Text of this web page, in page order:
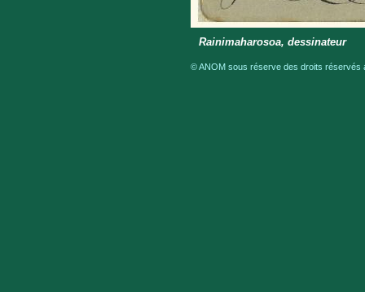
Rainimaharosoa, dessinateur
© ANOM sous réserve des droits réservés